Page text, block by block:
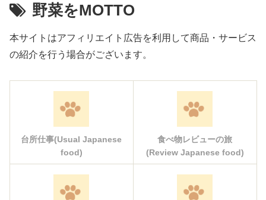
野菜をMOTTO
本サイトはアフィリエイト広告を利用して商品・サービス
の紹介を行う場合がございます。
台所仕事(Usual Japanese
food)
食べ物レビューの旅
(Review Japanese food)